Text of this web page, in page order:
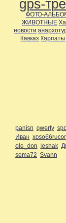
gps-
ФОТО-
ЖИВОТНЫЕ
новости
Кавказ Карпаты
panisn qwerty
Иван
ole_don leshak
sema72 Svann